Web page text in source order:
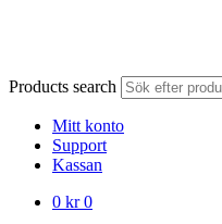
Products search
Mitt konto
Support
Kassan
0 kr 0